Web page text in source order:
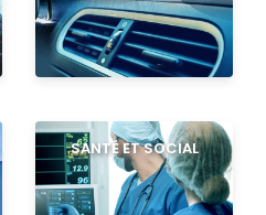
SANTÉ ET SOCIAL